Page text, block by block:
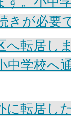
きが必要
へ転居し
中学校へ
に転居し